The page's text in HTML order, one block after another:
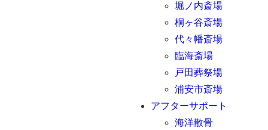
堀ノ内斎場
桐ヶ谷斎場
代々幡斎場
臨海斎場
戸田葬祭場
浦安市斎場
アフターサポート
海洋散骨